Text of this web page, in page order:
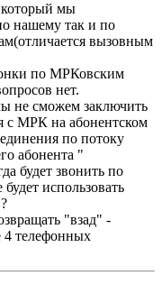
который мы
нашему так и по
вызовным
по МРКовским
нет.
не сможем заключить
с МРК на абонентском
по потоку
абонента "
будет звонить по
использовать
"взад" -
4 телефонных